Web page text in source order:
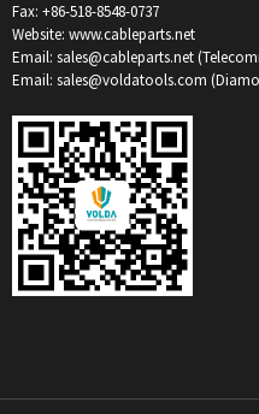
Fax: +86-518-8548-0737
Website: www.cableparts.net
Email: sales@cableparts.net
Email: sales@voldatools.com